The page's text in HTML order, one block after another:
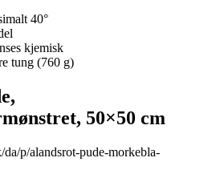
40°
kjemisk
tung (760 g)
50×50 cm
p/alandsrot-pude-morkebla-